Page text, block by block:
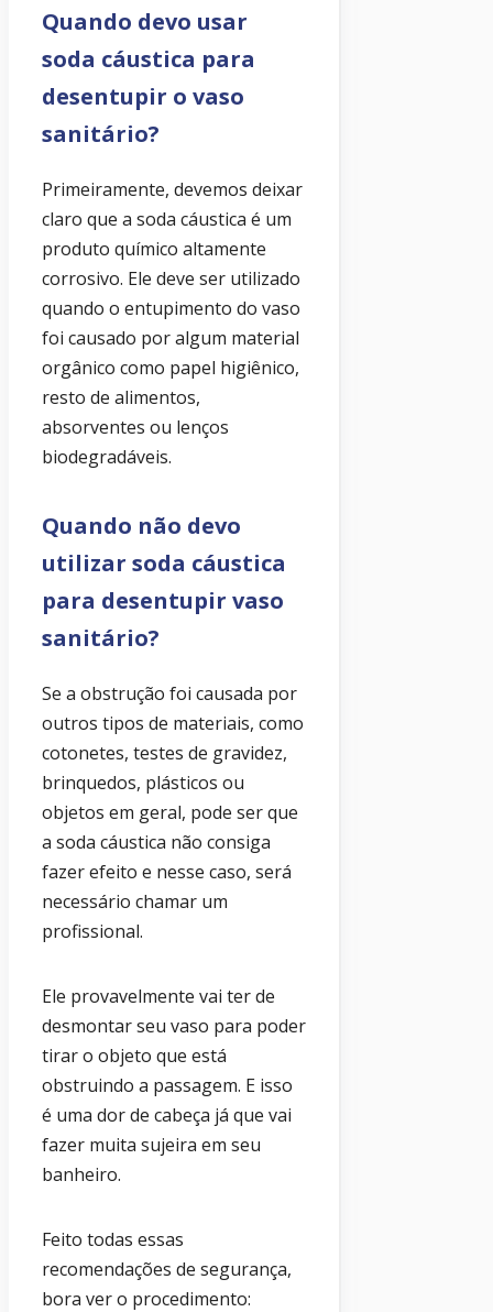
Quando devo usar
soda cáustica para
desentupir o vaso
sanitário?
Primeiramente, devemos deixar
claro que a soda cáustica é um
produto químico altamente
corrosivo. Ele deve ser utilizado
quando o entupimento do vaso
foi causado por algum material
orgânico como papel higiênico,
resto de alimentos,
absorventes ou lenços
biodegradáveis.
Quando não devo
utilizar soda cáustica
para desentupir vaso
sanitário?
Se a obstrução foi causada por
outros tipos de materiais, como
cotonetes, testes de gravidez,
brinquedos, plásticos ou
objetos em geral, pode ser que
a soda cáustica não consiga
fazer efeito e nesse caso, será
necessário chamar um
profissional.
Ele provavelmente vai ter de
desmontar seu vaso para poder
tirar o objeto que está
obstruindo a passagem. E isso
é uma dor de cabeça já que vai
fazer muita sujeira em seu
banheiro.
Feito todas essas
recomendações de segurança,
bora ver o procedimento: